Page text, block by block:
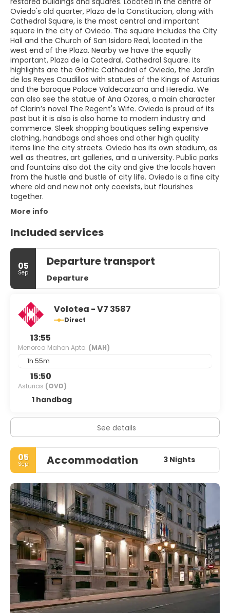
Oviedo's old quarter, Plaza de la Constitucion, along with
Cathedral Square, is the most central and important
square in the city of Oviedo. The square includes the City
Hall and the Church of San Isidoro Real, located in the
west end of the Plaza. Nearby we have the equally
important, Plaza de la Catedral, Cathedral Square. Its
highlights are the Gothic Cathedral of Oviedo, the Jardín
de los Reyes Caudillos with statues of the Kings of Asturias
and the baroque Palace Valdecarzana and Heredia. We
can also see the statue of Ana Ozores, a main character
of Clarin’s novel The Regent's Wife. Oviedo is proud of its
past but it is also is also home to modern industry and
commerce. Sleek shopping boutiques selling expensive
clothing, handbags and shoes and other high quality
items line the city streets. Oviedo has its own stadium, as
well as theatres, art galleries, and a university. Public parks
and fountains also dot the city and give the locals haven
from the hustle and bustle of city life. Oviedo is a fine city
where old and new not only coexists, but flourishes
together.
More info
Included services
05
Sep
Departure transport
Departure
Volotea - V7 3587
Direct
13:55
Menorca Mahon Apto. (MAH)
1h 55m
15:50
Asturias (OVD)
1 handbag
See details
05
Sep Accommodation 3 Nights